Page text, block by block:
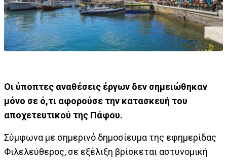
Οι ύποπτες αναθέσεις έργων δεν σημειώθηκαν
μόνο σε ό,τι αφορούσε την κατασκευή του
αποχετευτικού της Πάφου.
Σύμφωνα με σημερινό δημοσίευμα της εφημερίδας
Φιλελεύθερος, σε εξέλιξη βρίσκεται αστυνομική